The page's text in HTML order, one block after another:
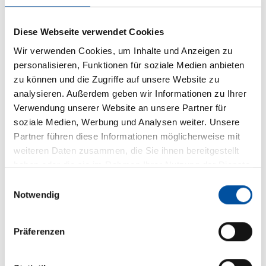
Diese Webseite verwendet Cookies
Wir verwenden Cookies, um Inhalte und Anzeigen zu
personalisieren, Funktionen für soziale Medien anbieten
zu können und die Zugriffe auf unsere Website zu
analysieren. Außerdem geben wir Informationen zu Ihrer
Verwendung unserer Website an unsere Partner für
soziale Medien, Werbung und Analysen weiter. Unsere
Partner führen diese Informationen möglicherweise mit
weiteren Daten zusammen, die Sie ihnen bereitgestellt
haben oder die sie im Rahmen Ihrer Nutzung der Dienste
Notwendig
Präferenzen
Rollläden bieten effektiven Sonnenschutz
und sorgen für mehr Privatsphäre und ein
angenehmes Raumklima.